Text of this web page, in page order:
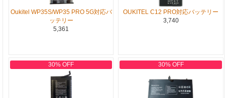
Oukitel WP35S/WP35 PRO 5G対応バ
ッテリー
5,361
OUKITEL C12 PRO対応バッテリー
3,740
30% OFF 30% OFF